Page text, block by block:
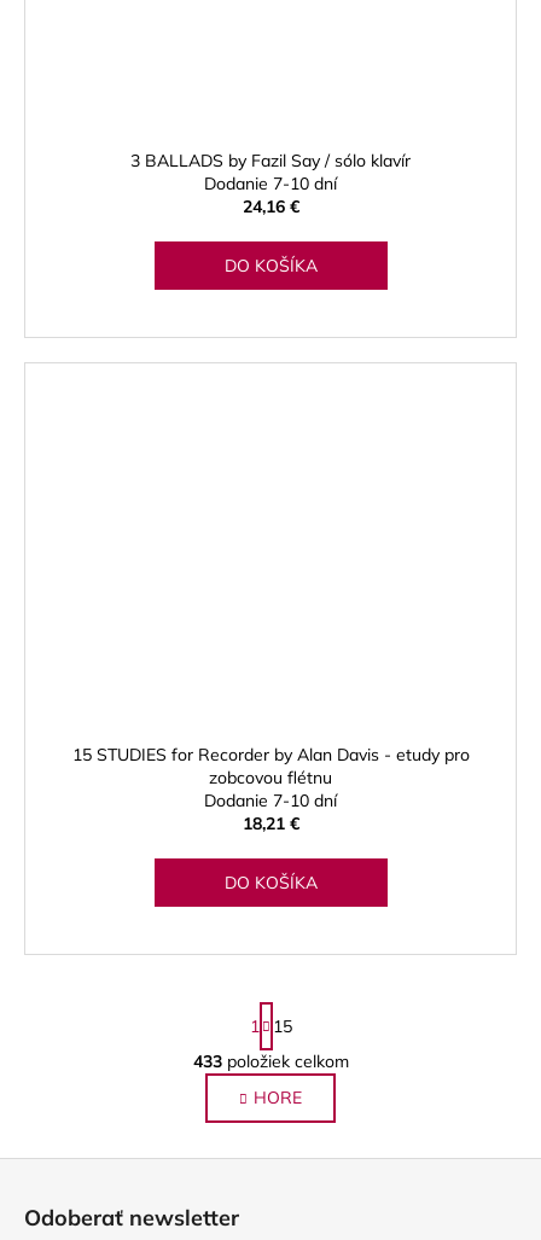
3 BALLADS by Fazil Say / sólo klavír
Dodanie 7-10 dní
24,16 €
DO KOŠÍKA
15 STUDIES for Recorder by Alan Davis - etudy pro
zobcovou flétnu
Dodanie 7-10 dní
18,21 €
DO KOŠÍKA
O
v
l
á
S
t
r
á
n
k
1
15
433položiek celkom
HORE
Odoberať newsletter